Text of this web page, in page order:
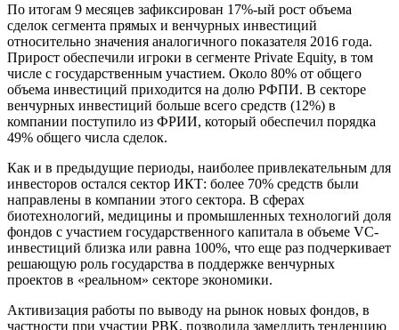
По итогам 9 месяцев зафиксирован 17%-ый рост объема
сделок сегмента прямых и венчурных инвестиций
относительно значения аналогичного показателя 2016 года.
Прирост обеспечили игроки в сегменте Private Equity, в том
числе с государственным участием. Около 80% от общего
объема инвестиций приходится на долю РФПИ. В секторе
венчурных инвестиций больше всего средств (12%) в
компании поступило из ФРИИ, который обеспечил порядка
49% общего числа сделок.
Как и в предыдущие периоды, наиболее привлекательным для
инвесторов остался сектор ИКТ: более 70% средств были
направлены в компании этого сектора. В сферах
биотехнологий, медицины и промышленных технологий доля
фондов с участием государственного капитала в объеме VC-
инвестиций близка или равна 100%, что еще раз подчеркивает
решающую роль государства в поддержке венчурных
проектов в «реальном» секторе экономики.
Активизация работы по выводу на рынок новых фондов, в
частности при участии РВК, позволила замедлить тенденцию